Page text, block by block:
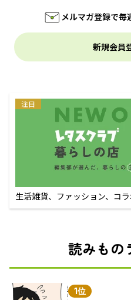
メルマガ登録で毎
新規会員
注目
生活雑貨、ファッション、コ
えるECサイト
読みもの
1位